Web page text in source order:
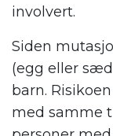
involvert.
Siden
(egg eller
barn.
med samme